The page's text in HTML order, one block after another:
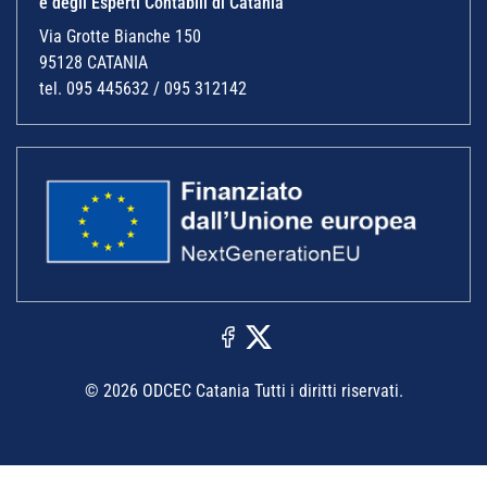
Via Grotte Bianche 150
95128 CATANIA
tel. 095 445632 / 095 312142
© 2026 ODCEC Catania Tutti i diritti riservati.